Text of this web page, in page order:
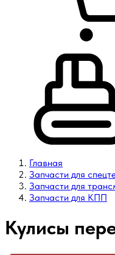
Главная
Запчасти для
Запчасти для
Запчасти для КПП
Кулисы